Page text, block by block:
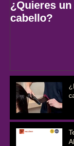
¿Quieres
cabello?